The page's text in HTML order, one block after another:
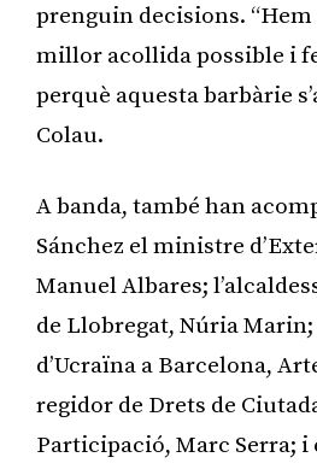
prenguin decisions. “Hem
millor acollida possible i
perquè aquesta barbàrie
Colau.
A banda, també han
Sánchez el ministre
Manuel Albares;
de Llobregat, Núria
d’Ucraïna a Barcelona,
regidor de Drets de
Participació, Marc Serra; i